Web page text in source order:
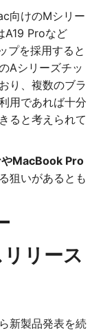
向けのMシリー
A19 Proなど
プを採用すると
Aシリーズチッ
り、複数のブラ
用であれば十分
ると考えられて
MacBook Pro
狙いがあるとも
リース
新製品発表を続